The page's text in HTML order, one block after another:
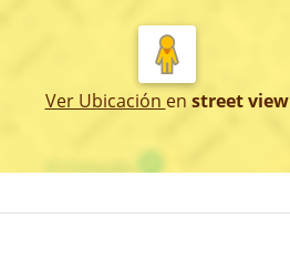
Ver Ubicación en street view